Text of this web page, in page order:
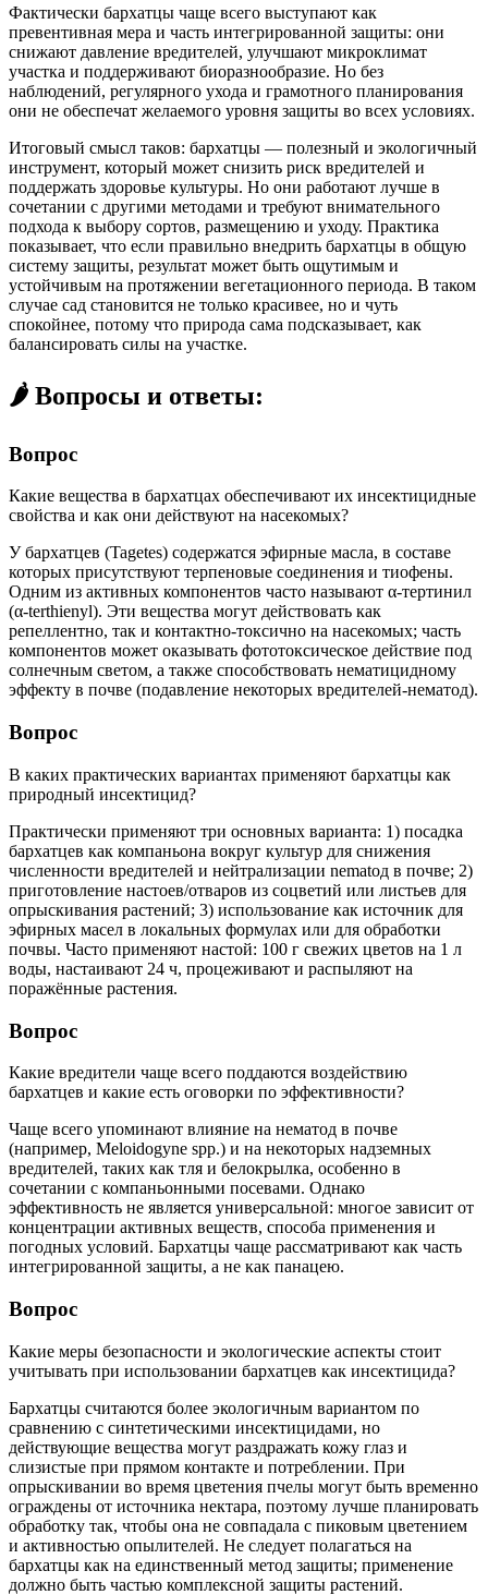
Фактически бархатцы чаще всего выступают как
превентивная мера и часть интегрированной защиты: они
снижают давление вредителей, улучшают микроклимат
участка и поддерживают биоразнообразие. Но без
наблюдений, регулярного ухода и грамотного планирования
они не обеспечат желаемого уровня защиты во всех условиях.
Итоговый смысл таков: бархатцы — полезный и экологичный
инструмент, который может снизить риск вредителей и
поддержать здоровье культуры. Но они работают лучше в
сочетании с другими методами и требуют внимательного
подхода к выбору сортов, размещению и уходу. Практика
показывает, что если правильно внедрить бархатцы в общую
систему защиты, результат может быть ощутимым и
устойчивым на протяжении вегетационного периода. В таком
случае сад становится не только красивее, но и чуть
спокойнее, потому что природа сама подсказывает, как
балансировать силы на участке.
🌶️ Вопросы и ответы:
Вопрос
Какие вещества в бархатцах обеспечивают их инсектицидные
свойства и как они действуют на насекомых?
У бархатцев (Tagetes) содержатся эфирные масла, в составе
которых присутствуют терпеновые соединения и тиофены.
Одним из активных компонентов часто называют α-тертинил
(α-terthienyl). Эти вещества могут действовать как
репеллентно, так и контактно-токсично на насекомых; часть
компонентов может оказывать фототоксическое действие под
солнечным светом, а также способствовать нематицидному
эффекту в почве (подавление некоторых вредителей-нематод).
Вопрос
В каких практических вариантах применяют бархатцы как
природный инсектицид?
Практически применяют три основных варианта: 1) посадка
бархатцев как компаньона вокруг культур для снижения
численности вредителей и нейтрализации nematод в почве; 2)
приготовление настоев/отваров из соцветий или листьев для
опрыскивания растений; 3) использование как источник для
эфирных масел в локальных формулах или для обработки
почвы. Часто применяют настой: 100 г свежих цветов на 1 л
воды, настаивают 24 ч, процеживают и распыляют на
поражённые растения.
Вопрос
Какие вредители чаще всего поддаются воздействию
бархатцев и какие есть оговорки по эффективности?
Чаще всего упоминают влияние на нематод в почве
(например, Meloidogyne spp.) и на некоторых надземных
вредителей, таких как тля и белокрылка, особенно в
сочетании с компаньонными посевами. Однако
эффективность не является универсальной: многое зависит от
концентрации активных веществ, способа применения и
погодных условий. Бархатцы чаще рассматривают как часть
интегрированной защиты, а не как панацею.
Вопрос
Какие меры безопасности и экологические аспекты стоит
учитывать при использовании бархатцев как инсектицида?
Бархатцы считаются более экологичным вариантом по
сравнению с синтетическими инсектицидами, но
действующие вещества могут раздражать кожу глаз и
слизистые при прямом контакте и потреблении. При
опрыскивании во время цветения пчелы могут быть временно
ограждены от источника нектара, поэтому лучше планировать
обработку так, чтобы она не совпадала с пиковым цветением
и активностью опылителей. Не следует полагаться на
бархатцы как на единственный метод защиты; применение
должно быть частью комплексной защиты растений.